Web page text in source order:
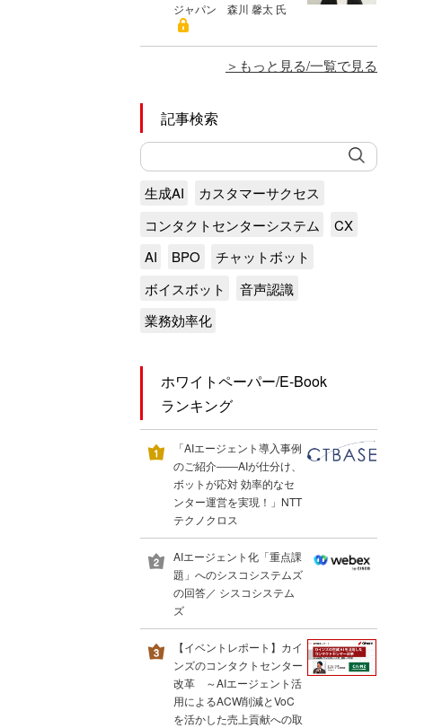
ジャパン 森川 馨太 氏
もっと見る/一覧で見る
記事検索
生成AI
カスタマーサクセス
コンタクトセンターシステム
CX
AI
BPO
チャットボット
ボイスボット
音声認識
業務効率化
ホワイトペーパー/E-Book
ランキング
「AIエージェント導入事例
のご紹介――AIが仕分け、
ボットが応対 効率的なセ
ンター運営を実現！」NTT
テクノクロス
AIエージェント化「重点課
題」へのシスコシステムズ
の回答／ シスコシステム
ズ
【イベントレポート】カイ
ンズのコンタクトセンター
改革 ～AIエージェント活
用によるACW削減とVoC
を活かした売上貢献への取